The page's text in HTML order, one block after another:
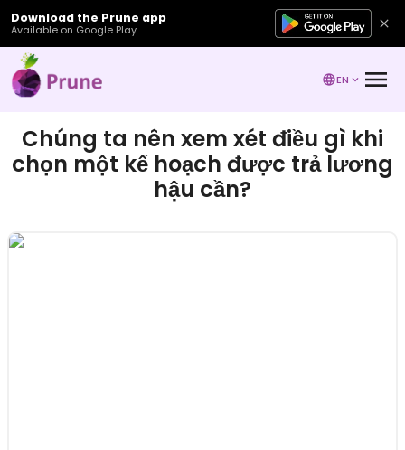
Download the Prune app
Available on Google Play
EN
Chúng ta nên xem xét điều gì khi
chọn một kế hoạch được trả lương
hậu cần?